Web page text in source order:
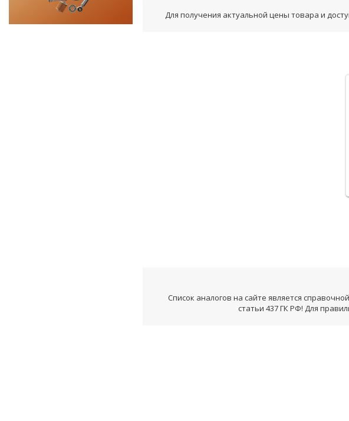
Для получения актуальной цены товара и
Список аналогов на сайте является
статьи 437 ГК РФ! Для